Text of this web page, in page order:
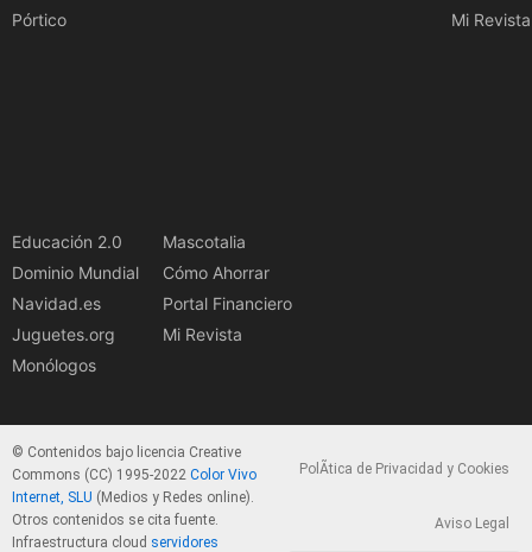
Pórtico
Mi Revista
Educación 2.0
Dominio Mundial
Navidad.es
Juguetes.org
Monólogos
Mascotalia
Cómo Ahorrar
Portal Financiero
Mi Revista
© Contenidos bajo licencia Creative
Commons (CC) 1995-2022 Color Vivo
Internet, SLU (Medios y Redes online).
Otros contenidos se cita fuente.
Infraestructura cloud servidores
PolÃ­tica de Privacidad y Cookies
Aviso Legal